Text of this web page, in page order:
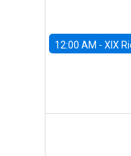
12:00 AM - XIX